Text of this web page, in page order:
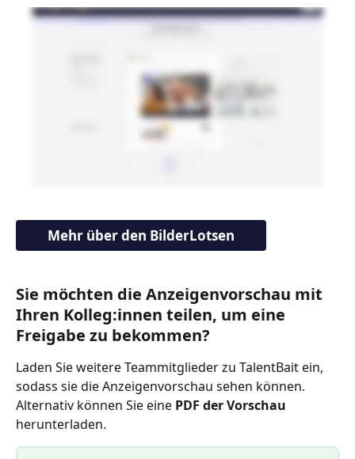
Mehr über den BilderLotsen
Sie möchten die Anzeigenvorschau mit
Ihren Kolleg:innen teilen, um eine
Freigabe zu bekommen?
Laden Sie weitere Teammitglieder zu TalentBait ein,
sodass sie die Anzeigenvorschau sehen können.
Alternativ können Sie eine PDF der Vorschau
herunterladen.